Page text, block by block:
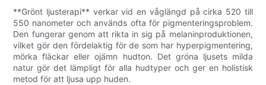
**Grönt ljusterapi** verkar vid en våglängd på cirka 520 till
550 nanometer och används ofta för pigmenteringsproblem.
Den fungerar genom att rikta in sig på melaninproduktionen,
vilket gör den fördelaktig för de som har hyperpigmentering,
mörka fläckar eller ojämn hudton. Det gröna ljusets milda
natur gör det lämpligt för alla hudtyper och ger en holistisk
metod för att ljusa upp huden.